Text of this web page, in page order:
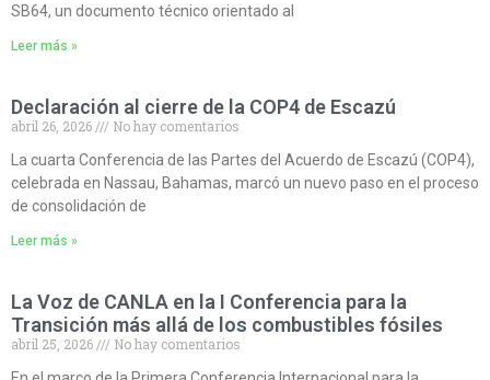
SB64, un documento técnico orientado al
Leer más »
Declaración al cierre de la COP4 de Escazú
abril 26, 2026
No hay comentarios
La cuarta Conferencia de las Partes del Acuerdo de Escazú (COP4),
celebrada en Nassau, Bahamas, marcó un nuevo paso en el proceso
de consolidación de
Leer más »
La Voz de CANLA en la I Conferencia para la
Transición más allá de los combustibles fósiles
abril 25, 2026
No hay comentarios